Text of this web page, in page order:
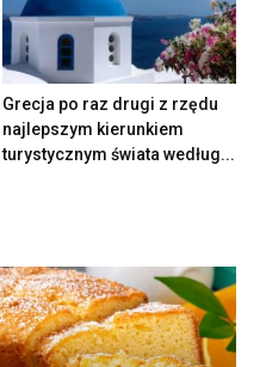
Grecja po raz drugi z rzędu
najlepszym kierunkiem
turystycznym świata według...